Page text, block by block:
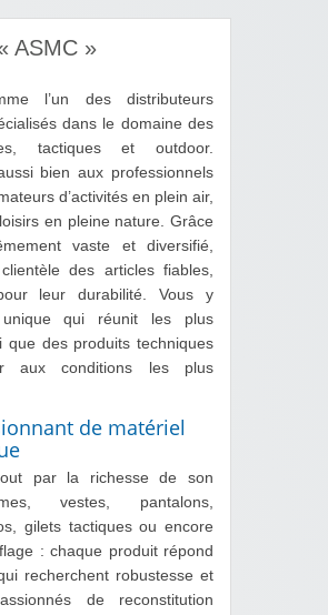
ASMC »
l’un des distributeurs
dans le domaine des
tactiques et outdoor.
bien aux professionnels
d’activités en plein air,
en pleine nature. Grâce
vaste et diversifié,
des articles fiables,
leur durabilité. Vous y
qui réunit les plus
que des produits techniques
aux conditions les plus
de matériel
par la richesse de son
vestes, pantalons,
gilets tactiques ou encore
: chaque produit répond
recherchent robustesse et
de reconstitution